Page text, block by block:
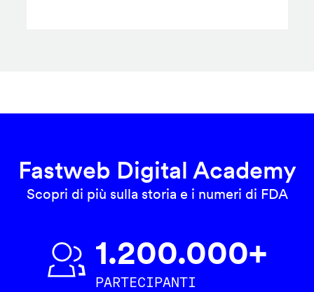
Fastweb Digital Academy
Scopri di più sulla storia e i numeri di FDA
1.200.000+
PARTECIPANTI